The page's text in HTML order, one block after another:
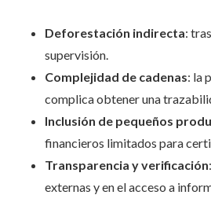
Deforestación indirecta:
supervisión.
Complejidad de cadenas: la
complica obtener una
Inclusión de pequeños
financieros limitados para
Transparencia y verificación
externas y en el acceso a